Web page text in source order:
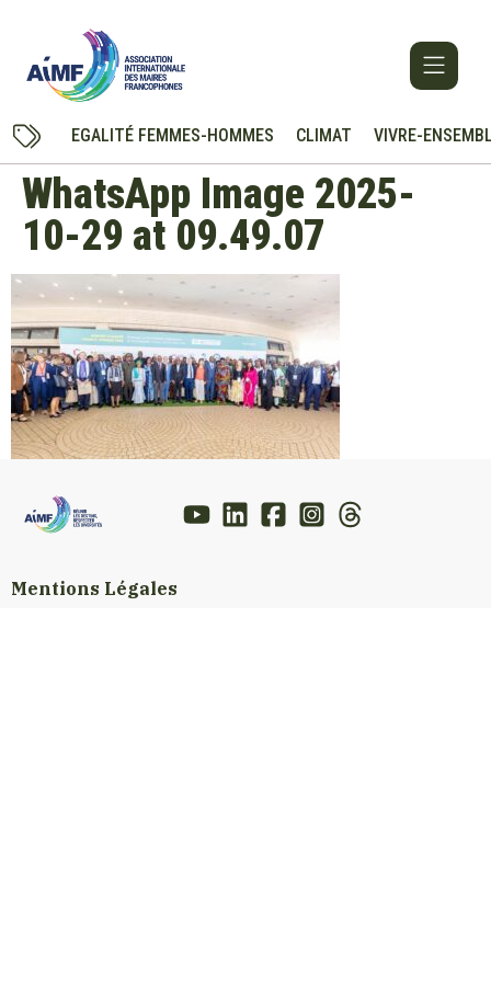
EGALITÉ FEMMES-HOMMES CLIMAT VIVRE-
WhatsApp Image 2025-
10-29 at 09.49.07
Mentions Légales